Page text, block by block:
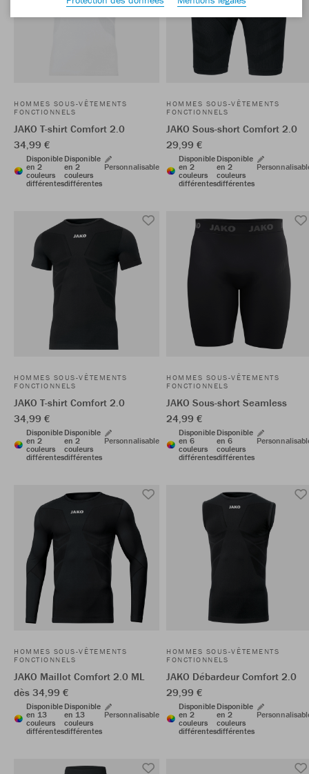
HOMMES SOUS-VÊTEMENTS
FONCTIONNELS
JAKO T-shirt Comfort 2.0
34,99 €
Disponible
en 2
couleurs
différentes
Disponible
en 2
couleurs
différentes
Personnalisable
HOMMES SOUS-VÊTEMENTS
FONCTIONNELS
JAKO Sous-short Comfort 2.0
29,99 €
Disponible
en 2
couleurs
différentes
Disponible
en 2
couleurs
différentes
HOMMES SOUS-VÊTEMENTS
FONCTIONNELS
JAKO T-shirt Comfort 2.0
34,99 €
Disponible
en 2
couleurs
différentes
Disponible
en 2
couleurs
différentes
Personnalisable
HOMMES SOUS-VÊTEMENTS
FONCTIONNELS
JAKO Sous-short Seamless
24,99 €
Disponible
en 6
couleurs
différentes
Disponible
en 6
couleurs
différentes
HOMMES SOUS-VÊTEMENTS
FONCTIONNELS
JAKO Maillot Comfort 2.0 ML
dès 34,99 €
Disponible
en 13
couleurs
différentes
Disponible
en 13
couleurs
différentes
Personnalisable
HOMMES SOUS-VÊTEMENTS
FONCTIONNELS
JAKO Débardeur Comfort 2.0
29,99 €
Disponible
en 2
couleurs
différentes
Disponible
en 2
couleurs
différentes